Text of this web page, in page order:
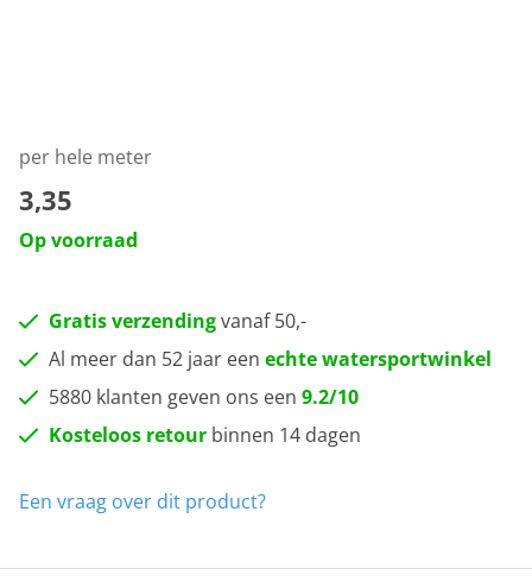
per hele meter
3,35
Op voorraad
Gratis verzendingvanaf 50,-
Al meer dan 52 jaar een echte watersportwinkel
5880 klanten geven ons een 9.2/10
Kosteloos retour binnen 14 dagen
Een vraag over dit product?